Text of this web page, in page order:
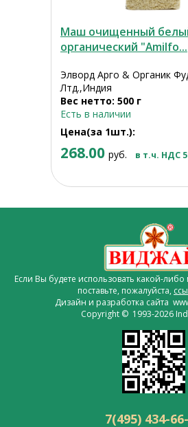
Маш очищенный
органический "Amilfo...
Элворд Арго & Органик
Лтд.,Индия
Вес нетто: 500 г
Есть в наличии
Цена(за 1шт.):
268.00 руб. в т.ч. НДС
Если Вы будете использовать какой-
поставьте, пожалуйста,
Дизайн и разработка сайта
Copyright © 1993-2026
7(495) 434-